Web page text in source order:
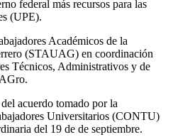
federal más recursos para las
(UPE).
Académicos de la
(STAUAG) en coordinación
Técnicos, Administrativos y de
acuerdo tomado por la
Universitarios (CONTU)
del 19 de de septiembre.